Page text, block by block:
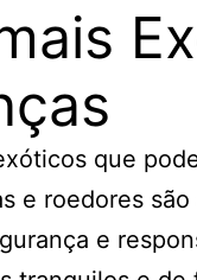
que
e roedores
e